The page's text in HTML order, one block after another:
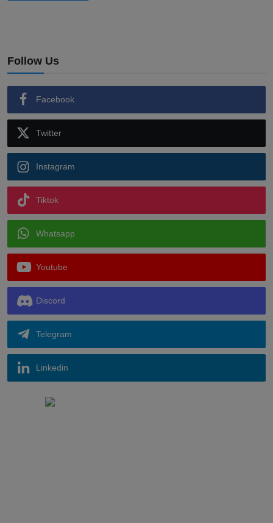
Follow Us
Facebook
Twitter
Instagram
Tiktok
Whatsapp
Youtube
Discord
Telegram
Linkedin